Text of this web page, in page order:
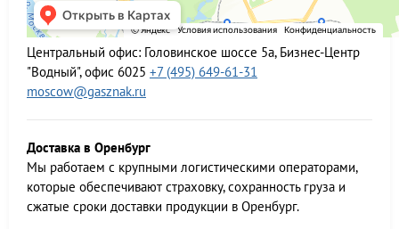
Центральный офис: Головинское шоссе 5а, Бизнес-Центр
"Водный", офис 6025 +7 (495) 649-61-31
moscow@gasznak.ru
Доставка в Оренбург
Мы работаем c крупными логистическими операторами,
которые обеспечивают страховку, сохранность груза и
сжатые сроки доставки продукции в Оренбург.